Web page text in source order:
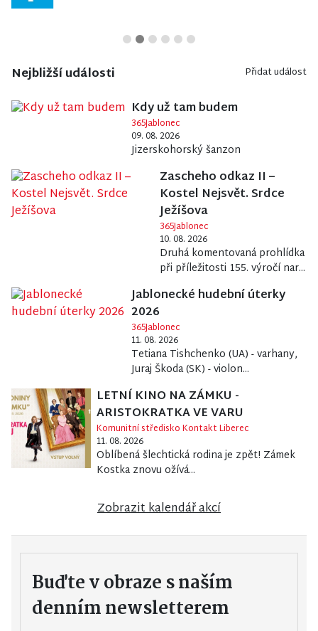
Nejbližší události Přidat událost
Kdy už tam budem
365Jablonec
09. 08. 2026
Jizerskohorský šanzon
Zascheho odkaz II –
Kostel Nejsvět. Srdce
Ježíšova
365Jablonec
10. 08. 2026
Druhá komentovaná prohlídka
při příležitosti 155. výročí nar...
Jablonecké hudební úterky
2026
365Jablonec
11. 08. 2026
Tetiana Tishchenko (UA) - varhany,
Juraj Škoda (SK) - violon...
LETNÍ KINO NA ZÁMKU -
ARISTOKRATKA VE VARU
Komunitní středisko Kontakt Liberec
11. 08. 2026
Oblíbená šlechtická rodina je zpět! Zámek
Kostka znovu ožívá...
Zobrazit kalendář akcí
Buďte v obraze s naším
denním newsletterem